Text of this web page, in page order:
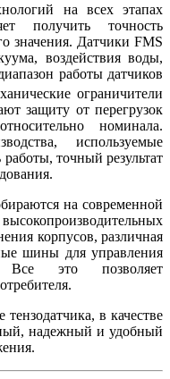
на всех этапах
получить точность
значения. Датчики FMS
воздействия воды,
работы датчиков
ограничители
защиту от перегрузок
номинала.
используемые
точный результат
на современной
корпусов, различная
шины для управления
Все это позволяет
в качестве
надежный и удобный